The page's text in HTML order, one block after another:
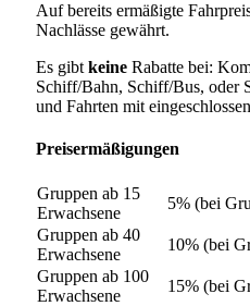
Auf bereits ermäßigte
Nachlässe gewährt.
Es gibt keine Rabatte bei:
Schiff/Bahn, Schiff/Bus, oder
und Fahrten mit
Preisermäßigungen
Gruppen ab 15
Erwachsene
5% (bei
Gruppen ab 40
Erwachsene
10% (bei
Gruppen ab 100
Erwachsene
15% (bei